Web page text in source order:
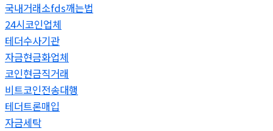
국내거래소fds깨는법
24시코인업체
테더수사기관
자금현금화업체
코인현금직거래
비트코인전송대행
테더트론매입
자금세탁